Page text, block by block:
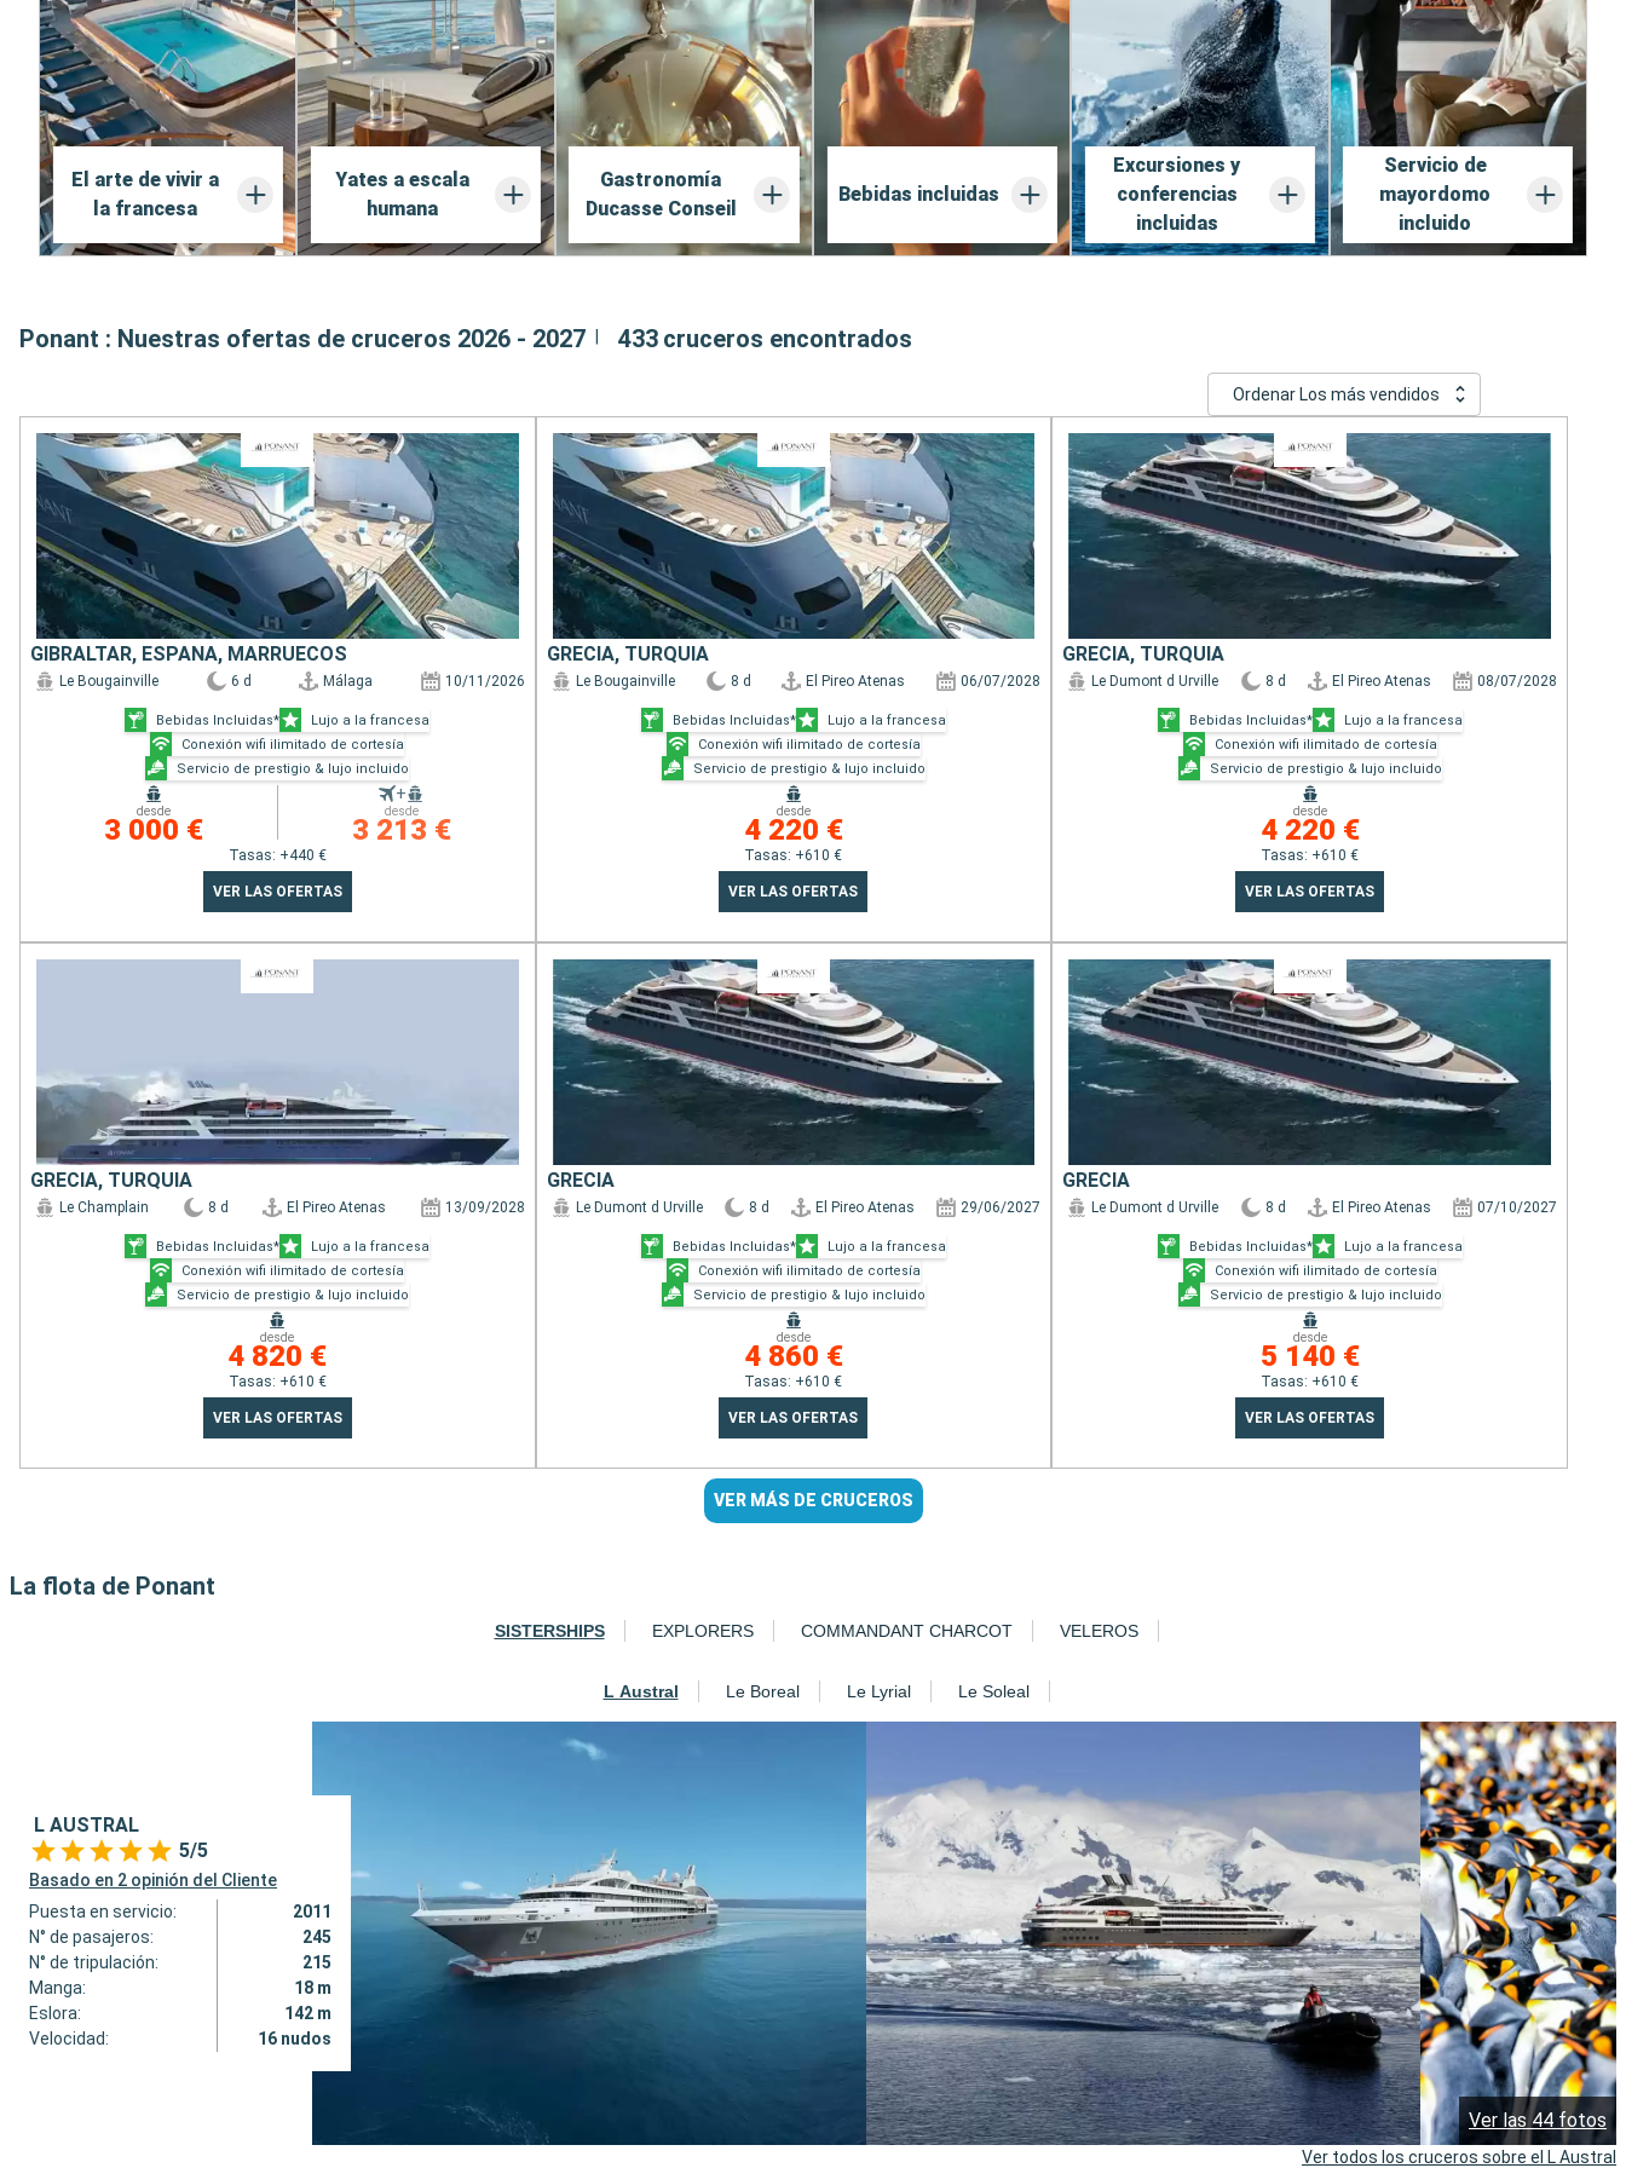
El arte de vivir a
la francesa
Yates a escala
humana
Gastronomía
Ducasse Conseil
Bebidas incluidas
Excursiones y
conferencias
incluidas
Servicio de
mayordomo
incluido
Ponant : Nuestras ofertas de cruceros 2026 - 2027 433 cruceros encontrados
Ordenar Los más vendidos
GIBRALTAR, ESPAÑA, MARRUECOS
Le Bougainville 6 d Málaga 10/11/2026
Bebidas Incluidas*
Lujo a la francesa
Conexión wifi ilimitado de cortesía
Servicio de prestigio & lujo incluido
desde
3 000 €
+
desde
3 213 €
Tasas: +440 €
VER LAS OFERTAS
GRECIA, TURQUÍA
Le Bougainville 8 d El Pireo Atenas 06/07/2028
Bebidas Incluidas*
Lujo a la francesa
Conexión wifi ilimitado de cortesía
Servicio de prestigio & lujo incluido
desde
4 220 €
Tasas: +610 €
VER LAS OFERTAS
GRECIA, TURQUÍA
Le Dumont d Urville 8 d El Pireo Atenas 08/07/2028
Bebidas Incluidas*
Lujo a la francesa
Conexión wifi ilimitado de cortesía
Servicio de prestigio & lujo incluido
desde
4 220 €
Tasas: +610 €
VER LAS OFERTAS
GRECIA, TURQUÍA
Le Champlain 8 d El Pireo Atenas 13/09/2028
Bebidas Incluidas*
Lujo a la francesa
Conexión wifi ilimitado de cortesía
Servicio de prestigio & lujo incluido
desde
4 820 €
Tasas: +610 €
VER LAS OFERTAS
GRECIA
Le Dumont d Urville 8 d El Pireo Atenas 29/06/2027
Bebidas Incluidas*
Lujo a la francesa
Conexión wifi ilimitado de cortesía
Servicio de prestigio & lujo incluido
desde
4 860 €
Tasas: +610 €
VER LAS OFERTAS
GRECIA
Le Dumont d Urville 8 d El Pireo Atenas 07/10/2027
Bebidas Incluidas*
Lujo a la francesa
Conexión wifi ilimitado de cortesía
Servicio de prestigio & lujo incluido
desde
5 140 €
Tasas: +610 €
VER LAS OFERTAS
VER MÁS DE CRUCEROS
La flota de Ponant
SISTERSHIPS EXPLORERS COMMANDANT CHARCOT VELEROS
L Austral Le Boreal Le Lyrial Le Soleal
L AUSTRAL
5/5
Basado en 2 opinión del Cliente
Puesta en servicio:
2011
N° de pasajeros:
245
N° de tripulación:
215
Manga:
18 m
Eslora:
142 m
Velocidad:
16 nudos
Ver las 44 fotos
Ver todos los cruceros sobre el L Austral